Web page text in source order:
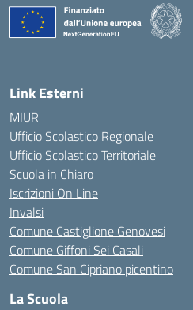
Link Esterni
MIUR
Ufficio Scolastico Regionale
Ufficio Scolastico Territoriale
Scuola in Chiaro
Iscrizioni On Line
Invalsi
Comune Castiglione Genovesi
Comune Giffoni Sei Casali
Comune San Cipriano picentino
La Scuola